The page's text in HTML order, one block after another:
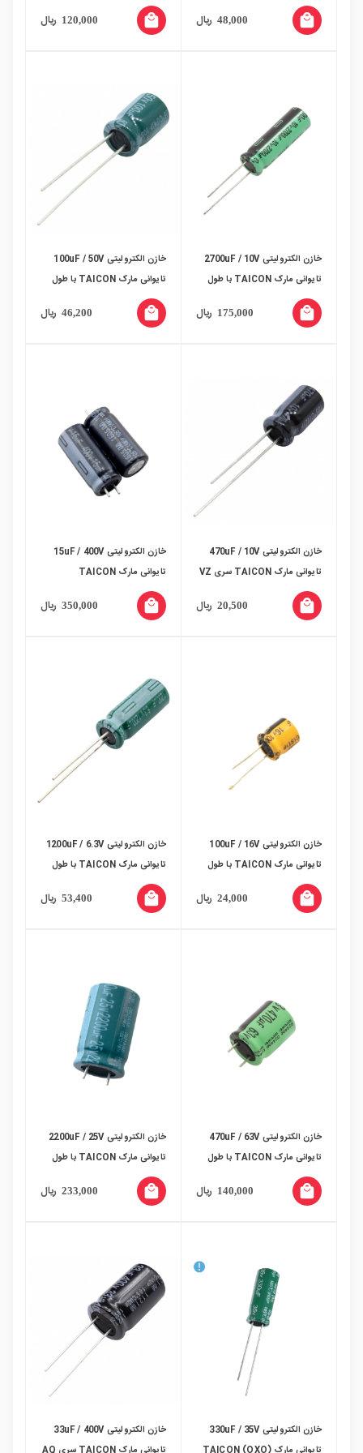
عمر بالا
48,000 ریال local_mall
عمر بالا
120,000 ریال local_mall
خازن الکترولیتی 2700uF / 10V
تایوانی مارک TAICON با طول
عمر بالا
175,000 ریال local_mall
خازن الکترولیتی 100uF / 50V
تایوانی مارک TAICON با طول
عمر بالا
46,200 ریال local_mall
خازن الکترولیتی 470uF / 10V
تایوانی مارک TAICON سری VZ
20,500 ریال local_mall
خازن الکترولیتی 15uF / 400V
تایوانی مارک TAICON
350,000 ریال local_mall
خازن الکترولیتی 100uF / 16V
تایوانی مارک TAICON با طول
عمر بالا
24,000 ریال local_mall
خازن الکترولیتی 1200uF / 6.3V
تایوانی مارک TAICON با طول
عمر بالا
53,400 ریال local_mall
خازن الکترولیتی 470uF / 63V
تایوانی مارک TAICON با طول
عمر بالا
140,000 ریال local_mall
خازن الکترولیتی 2200uF / 25V
تایوانی مارک TAICON با طول
عمر بالا
233,000 ریال local_mall
خازن الکترولیتی 330uF / 35V
خازن الکترولیتی 33uF / 400V